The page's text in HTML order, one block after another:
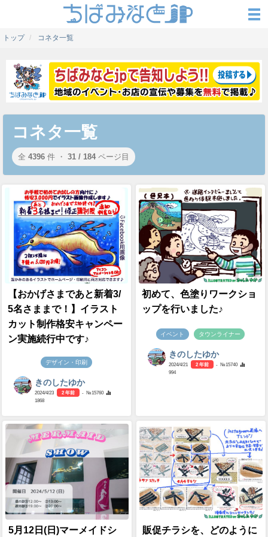
トップ コネタ一覧
コネタ一覧
全 4396 件 ・ 31 / 184 ページ目
【おかげさまであと新着3/
5名さままで！】イラスト
カット制作格安キャンペー
ン実施続行中です♪
デザイン・印刷
きのしたゆか
2024/4/23 2 年前
- №15760
1868
初めて、色塗りワークショ
ップを行いました♪
イベント タウンライナー
きのしたゆか
2024/4/21 2 年前
- №15740
994
5月12日(日)マーメイドシ 販促チラシを、どのように